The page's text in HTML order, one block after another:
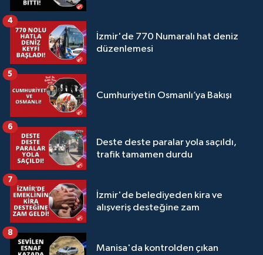
İzmir'de 770 Numaralı hat deniz
düzenlemesi
4
Cumhuriyetin Osmanlı’ya Bakışı
5
Deste deste paralar yola saçıldı,
trafik tamamen durdu
6
İzmir'de belediyeden kira ve
alışveriş desteğine zam
7
Manisa'da kontrolden çıkan
8